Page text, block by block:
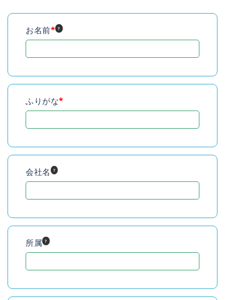
お名前* ?
ふりがな*
会社名 ?
所属 ?